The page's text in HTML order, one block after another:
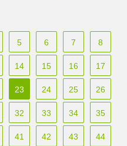
5 6 7 8
14 15 16 17
23 24 25 26
32 33 34 35
41 42 43 44